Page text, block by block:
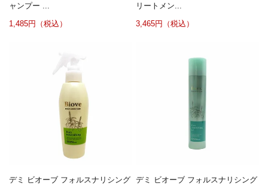
ャンプー ...
1,485円（税込）
リートメン...
3,465円（税込）
デミ ビオーブ フォルスナリシング デミ ビオーブ フォルスナリシング